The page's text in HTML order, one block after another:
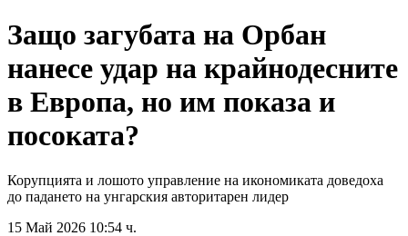
Защо загубата на Орбан
нанесе удар на крайнодесните
в Европа, но им показа и
посоката?
Корупцията и лошото управление на икономиката доведоха
до падането на унгарския авторитарен лидер
15 Май 2026 10:54 ч.